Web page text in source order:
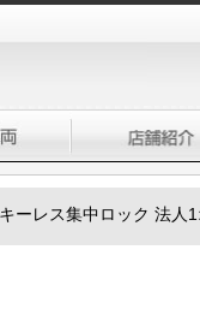
ーレス集中ロック 法人